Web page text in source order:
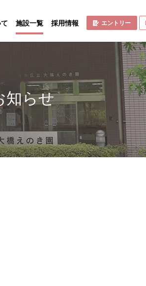
施設一覧 採用情報 エントリー
知らせ